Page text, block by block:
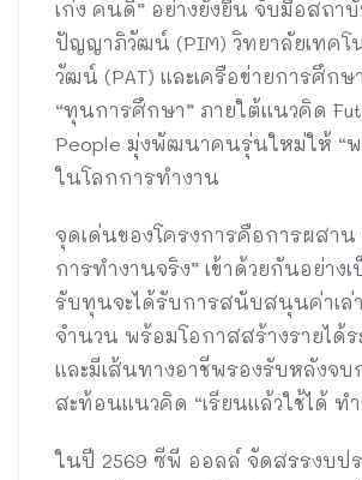
เก่ง คนดี” อย่างยั่งยืน จับมือสถา
ปัญญาภิวัฒน์ (PIM) วิทยาลัยเทค
วัฒน์ (PAT) และเครือข่ายการศึก
“ทุนการศึกษา” ภายใต้แนวคิด
People มุ่งพัฒนาคนรุ่นใหม่ให้ “พ
ในโลกการทำงาน
จุดเด่นของโครงการคือการผสาน
การทำงานจริง” เข้าด้วยกันอย่าง
รับทุนจะได้รับการสนับสนุนค่าเล่า
จำนวน พร้อมโอกาสสร้างรายได้ร
และมีเส้นทางอาชีพรองรับหลังจบ
สะท้อนแนวคิด “เรียนแล้วใช้ได้ ท
ในปี 2569 ซีพี ออลล์ จัดสรรงบป